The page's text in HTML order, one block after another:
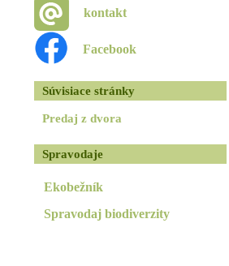
kontakt
Facebook
Súvisiace stránky
Predaj z dvora
Spravodaje
Ekobežník
Spravodaj biodiverzity